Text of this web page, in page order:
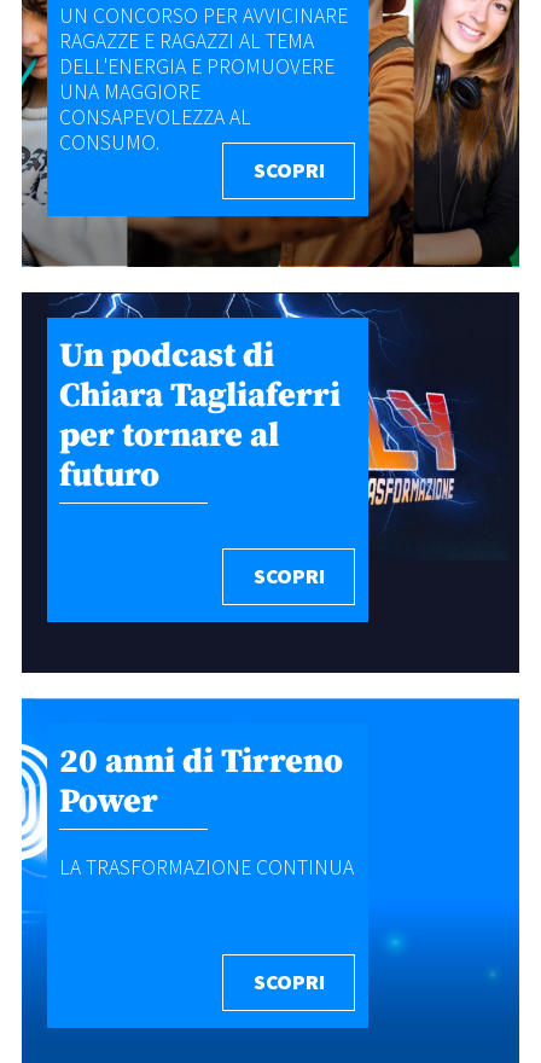
UN CONCORSO PER AVVICINARE
RAGAZZE E RAGAZZI AL TEMA
DELL'ENERGIA E PROMUOVERE
UNA MAGGIORE
CONSAPEVOLEZZA AL
CONSUMO.
SCOPRI
Un podcast di
Chiara Tagliaferri
per tornare al
futuro
SCOPRI
20 anni di Tirreno
Power
LA TRASFORMAZIONE CONTINUA
SCOPRI